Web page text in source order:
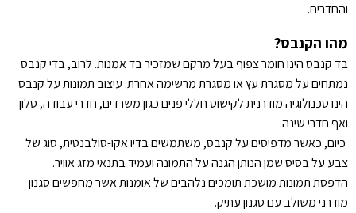
והחדרים.
מהו הקנבס?
בד קנבס הינו חומר צפוף בעל מרקם שמזכיר בד אמנות. לרוב, בדי קנבס
נמתחים על מסגרת עץ או מסגרת מרשימה אחרת. עיצוב תמונות על קנבס
הינו טכנולוגיה מודרנית לקישוט חללי פנים כגון משרדים, חדרי עבודה, סלון
ואף חדרי שינה.
כיום, כאשר מדפיסים על קנבס, משתמשים בדיו אקו-סולבנטית, סוג של
צבע על בסיס שמן הנותן הגנה על התמונה ועמיד בתנאי מזג אוויר.
הדפסת תמונות מושכת תומכים נלהבים של אומנות אשר מחפשים סגנון
מודרני משולב עם סגנון עתיק.